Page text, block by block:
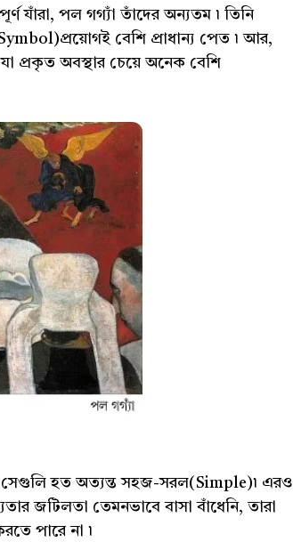
যাঁরা, পল গগ্যাঁ তাঁদের অন্যতম ৷ তিনি
বেশি প্রাধান্য পেত ৷ আর,
প্রকৃত অবস্থার চেয়ে অনেক বেশি
সেগুলি হত অত্যন্ত সহজ-সরল(Simple)৷ এরও
জটিলতা তেমনভাবে বাসা বাঁধেনি, তারা
পারে না ৷